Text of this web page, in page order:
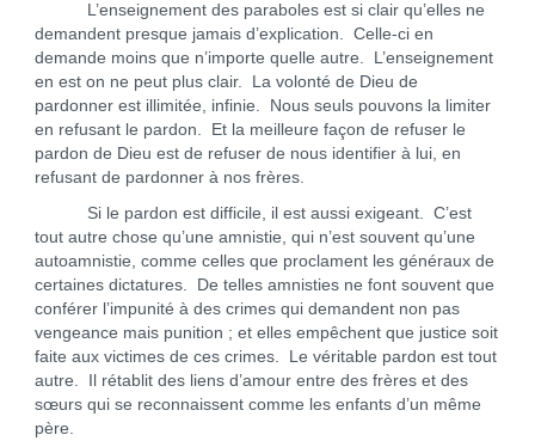
L’enseignement des paraboles est si clair qu’elles ne
demandent presque jamais d’explication. Celle-ci en
demande moins que n’importe quelle autre. L’enseignement
en est on ne peut plus clair. La volonté de Dieu de
pardonner est illimitée, infinie. Nous seuls pouvons la limiter
en refusant le pardon. Et la meilleure façon de refuser le
pardon de Dieu est de refuser de nous identifier à lui, en
refusant de pardonner à nos frères.
Si le pardon est difficile, il est aussi exigeant. C’est
tout autre chose qu’une amnistie, qui n’est souvent qu’une
autoamnistie, comme celles que proclament les généraux de
certaines dictatures. De telles amnisties ne font souvent que
conférer l’impunité à des crimes qui demandent non pas
vengeance mais punition ; et elles empêchent que justice soit
faite aux victimes de ces crimes. Le véritable pardon est tout
autre. Il rétablit des liens d’amour entre des frères et des
sœurs qui se reconnaissent comme les enfants d’un même
père.